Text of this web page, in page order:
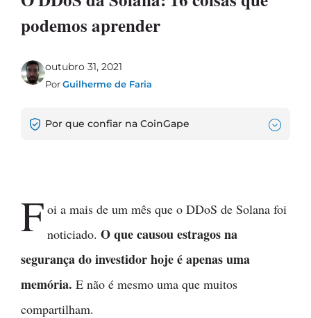
podemos aprender
outubro 31, 2021
PorGuilherme de Faria
Por que confiar na CoinGape
F oi a mais de um mês que o DDoS de Solana foi
noticiado.O que causou estragos na
segurança do investidor hoje é apenas uma
memória. E não é mesmo uma que muitos
compartilham.